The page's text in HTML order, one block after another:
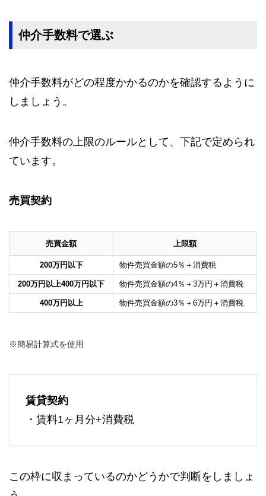
仲介手数料で選ぶ
仲介手数料がどの程度かかるのかを確認するように
しましょう。
仲介手数料の上限のルールとして、下記で定められ
ています。
売買契約
売買金額 上限額
200万円以下 物件売買金額の5％＋消費税
200万円以上400万円以下 物件売買金額の4％＋3万円＋消費税
400万円以上 物件売買金額の3％＋6万円＋消費税
※簡易計算式を使用
賃貸契約
・賃料1ヶ月分+消費税
この枠に収まっているのかどうかで判断をしましょ